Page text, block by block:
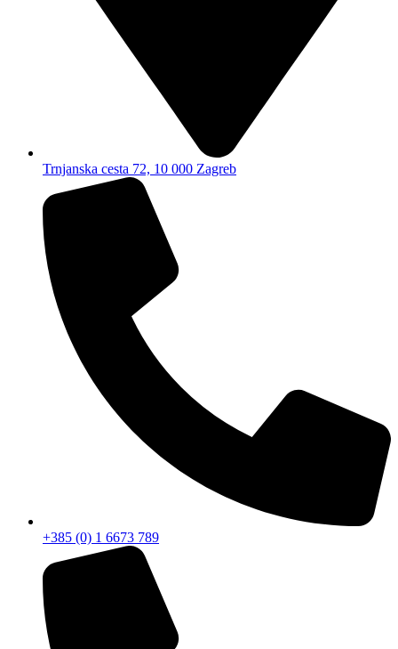
Trnjanska cesta 72, 10 000 Zagreb
+385 (0) 1 6673 789